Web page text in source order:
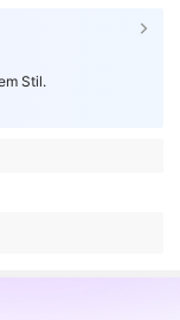
Stil.